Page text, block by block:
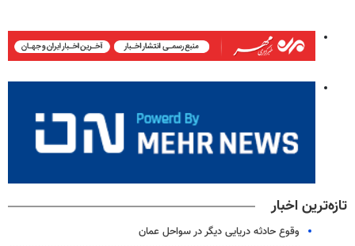
تازه‌ترین اخبار
وقوع حادثه دریایی دیگر در سواحل عمان